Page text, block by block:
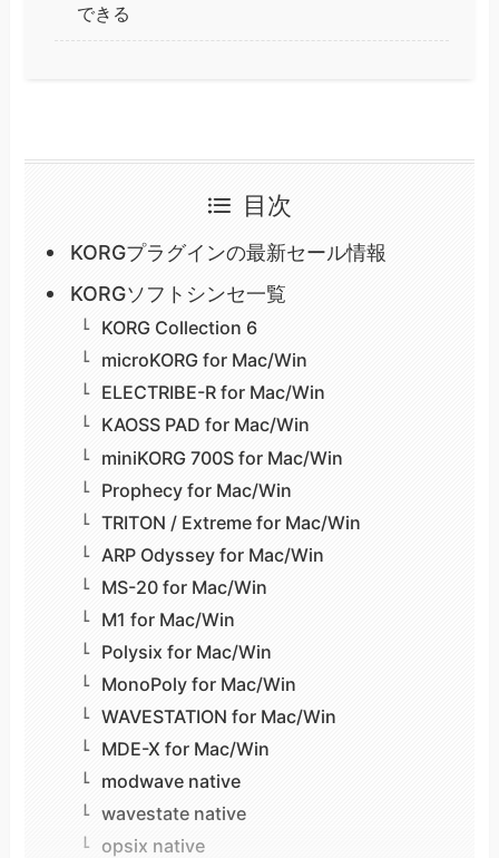
できる
目次
KORGプラグインの最新セール情報
KORGソフトシンセ一覧
KORG Collection 6
microKORG for Mac/Win
ELECTRIBE-R for Mac/Win
KAOSS PAD for Mac/Win
miniKORG 700S for Mac/Win
Prophecy for Mac/Win
TRITON / Extreme for Mac/Win
ARP Odyssey for Mac/Win
MS-20 for Mac/Win
M1 for Mac/Win
Polysix for Mac/Win
MonoPoly for Mac/Win
WAVESTATION for Mac/Win
MDE-X for Mac/Win
modwave native
wavestate native
opsix native